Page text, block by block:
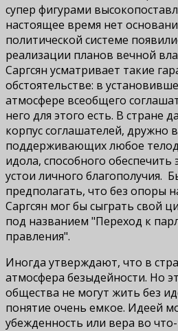
супер фигурами
настоящее время нет
политической системе
реализации планов вечной
Саргсян усматривает такие
обстоятельстве: в
атмосфере всеобщего
него для этого есть. В стране
корпус соглашателей, дружно
поддерживающих любое
идола, способного обеспечить
устои личного благополучия.
предполагать, что без опоры
Саргсян мог бы сыграть свой
под названием "Переход к
правления".
Иногда утверждают, что в
атмосфера безыдейности. Но
общества не могут жить без
понятие очень емкое. Идеей
убежденность или вера во